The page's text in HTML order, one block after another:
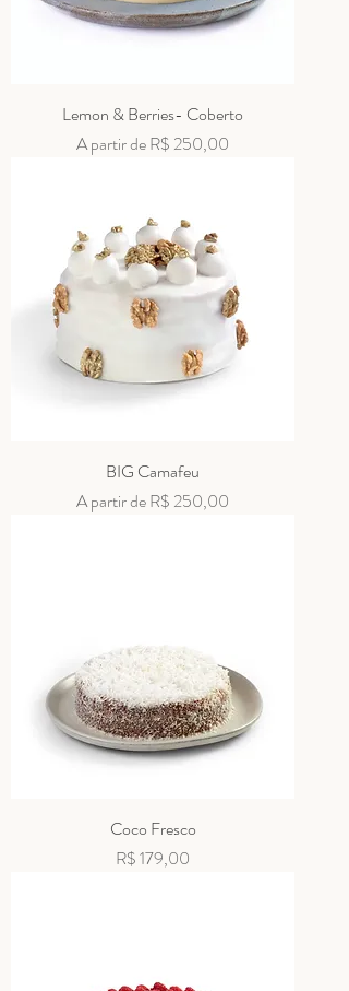
Lemon & Berries- Coberto
A partir deR$ 250,00
Preço promocional
BIG Camafeu
A partir deR$ 250,00
Preço promocional
Coco Fresco
Preço
R$ 179,00